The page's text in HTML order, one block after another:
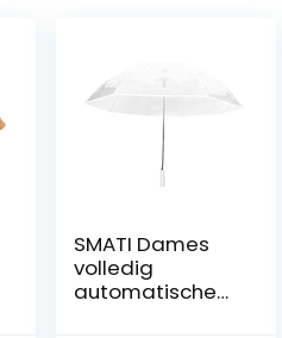
SMATI Dames
volledig
automatische